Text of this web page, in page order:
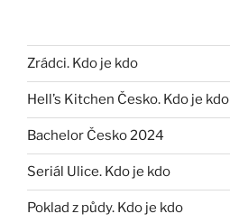
Zrádci. Kdo je kdo
Hell’s Kitchen Česko. Kdo je kdo
Bachelor Česko 2024
Seriál Ulice. Kdo je kdo
Poklad z půdy. Kdo je kdo